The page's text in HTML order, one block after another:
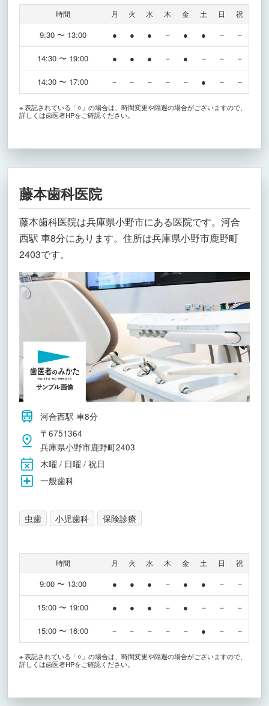
時間 月 火 水 木 金 土 日 祝
9:30 〜 13:00 ● ● ● － ● ● － －
14:30 〜 19:00 ● ● ● － ● － － －
14:30 〜 17:00 － － － － － ● － －
※ 表記されている「○」の場合は、時間変更や隔週の場合がございますので、
詳しくは歯医者HPをご確認ください。
藤本歯科医院
藤本歯科医院は兵庫県小野市にある医院です。河合
西駅 車8分にあります。住所は兵庫県小野市鹿野町
2403です。
河合西駅 車8分
〒6751364
兵庫県小野市鹿野町2403
木曜 / 日曜 / 祝日
一般歯科
虫歯 小児歯科 保険診療
時間 月 火 水 木 金 土 日 祝
9:00 〜 13:00 ● ● ● － ● ● － －
15:00 〜 19:00 ● ● ● － ● － － －
15:00 〜 16:00 － － － － － ● － －
※ 表記されている「○」の場合は、時間変更や隔週の場合がございますので、
詳しくは歯医者HPをご確認ください。